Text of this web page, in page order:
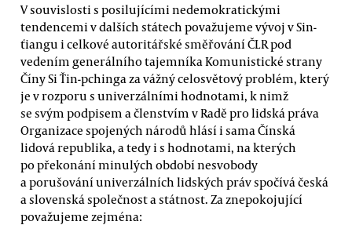
V souvislosti s posilujícími nedemokratickými
tendencemi v dalších státech považujeme vývoj v Sin-
ťiangu i celkové autoritářské směřování ČLR pod
vedením generálního tajemníka Komunistické strany
Číny Si Ťin-pchinga za vážný celosvětový problém, který
je v rozporu s univerzálními hodnotami, k nimž
se svým podpisem a členstvím v Radě pro lidská práva
Organizace spojených národů hlásí i sama Čínská
lidová republika, a tedy i s hodnotami, na kterých
po překonání minulých období nesvobody
a porušování univerzálních lidských práv spočívá česká
a slovenská společnost a státnost. Za znepokojující
považujeme zejména: